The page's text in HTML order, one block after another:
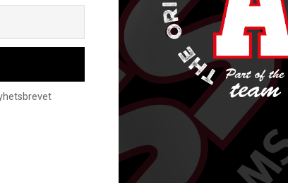
PRODUKTER